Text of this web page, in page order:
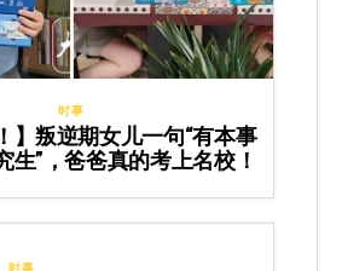
时事
】叛逆期女儿一句“有本事
生”，爸爸真的考上名校！
时事